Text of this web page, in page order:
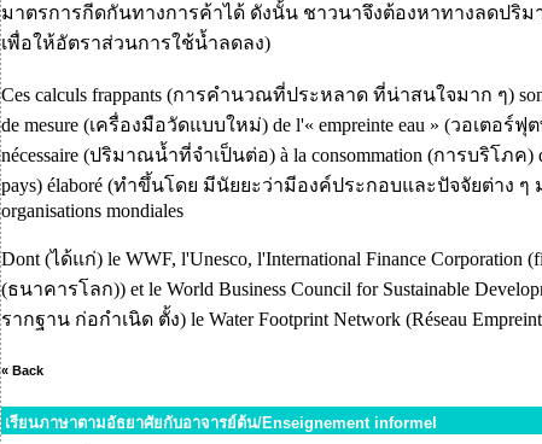
มาตรการกีดกันทางการค้าได้ ดังนั้น ชาวนาจึงต้องหาทางลดปริ
เพื่อให้อัตราส่วนการใช้น้ำลดลง)
Ces calculs frappants (การคำนวณที่ประหลาด ที่น่าสนใจมาก ๆ)
de mesure (เครื่องมือวัดแบบใหม่) de l'« empreinte eau » (วอเตอร์ฟุ
nécessaire (ปริมาณน้ำที่จำเป็นต่อ) à la consommation (การบริโภค)
pays) élaboré (ทำขึ้นโดย มีนัยยะว่ามีองค์ประกอบและปัจจัยต่าง ๆ
organisations mondiales
Dont (ได้แก่) le WWF, l'Unesco, l'International Finance Corporation
(ธนาคารโลก)) et le World Business Council for Sustainable
รากฐาน ก่อกำเนิด ตั้ง) le Water Footprint Network (Réseau
« Back
เรียนภาษาตามอัธยาศัยกับอาจารย์ต้น/Enseignement informel